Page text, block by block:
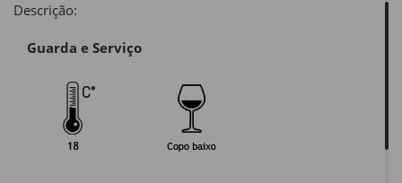
Descrição:
Guarda e Serviço